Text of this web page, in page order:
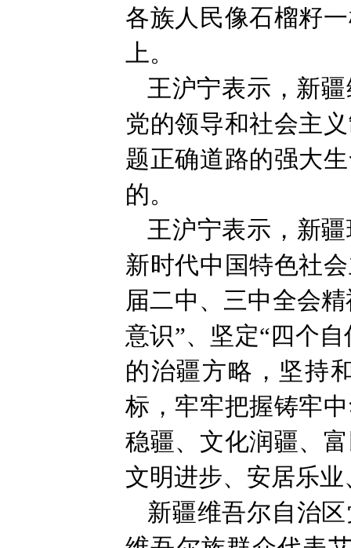
各族人民像石榴籽
上。
王沪宁表示，新
党的领导和社会主
题正确道路的强大
的。
王沪宁表示，新
新时代中国特色社
届二中、三中全会
意识”、坚定“四个
的治疆方略，坚持
标，牢牢把握铸牢
稳疆、文化润疆、
文明进步、安居乐
新疆维吾尔自治